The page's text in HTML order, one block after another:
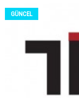
GÜNCEL